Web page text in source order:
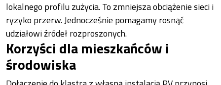
lokalnego profilu zużycia. To zmniejsza obciążenie sieci i
ryzyko przerw. Jednocześnie pomagamy rosnąć
udziałowi źródeł rozproszonych.
Korzyści dla mieszkańców i
środowiska